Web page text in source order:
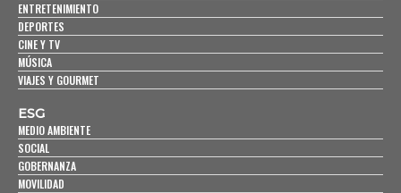
ENTRETENIMIENTO
DEPORTES
CINE Y TV
MÚSICA
VIAJES Y GOURMET
ESG
MEDIO AMBIENTE
SOCIAL
GOBERNANZA
MOVILIDAD